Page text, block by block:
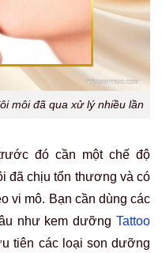
môi đã qua xử lý nhiều lần
đó cần một chế độ
đã chịu tổn thương và có
vi mô. Bạn cần dùng các
như kem dưỡng Tattoo
tiên các loại son dưỡng